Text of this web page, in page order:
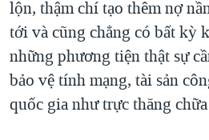
lộn, thậm chí tạo thêm nợ
tới và cũng chẳng có bất kỳ
những phương tiện thật sự
bảo vệ tính mạng, tài sản
quốc gia như trực thăng